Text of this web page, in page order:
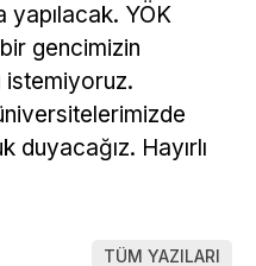
YÖK
gencimizin
istemiyoruz.
duyacağız. Hayırlı
TÜM YAZILARI